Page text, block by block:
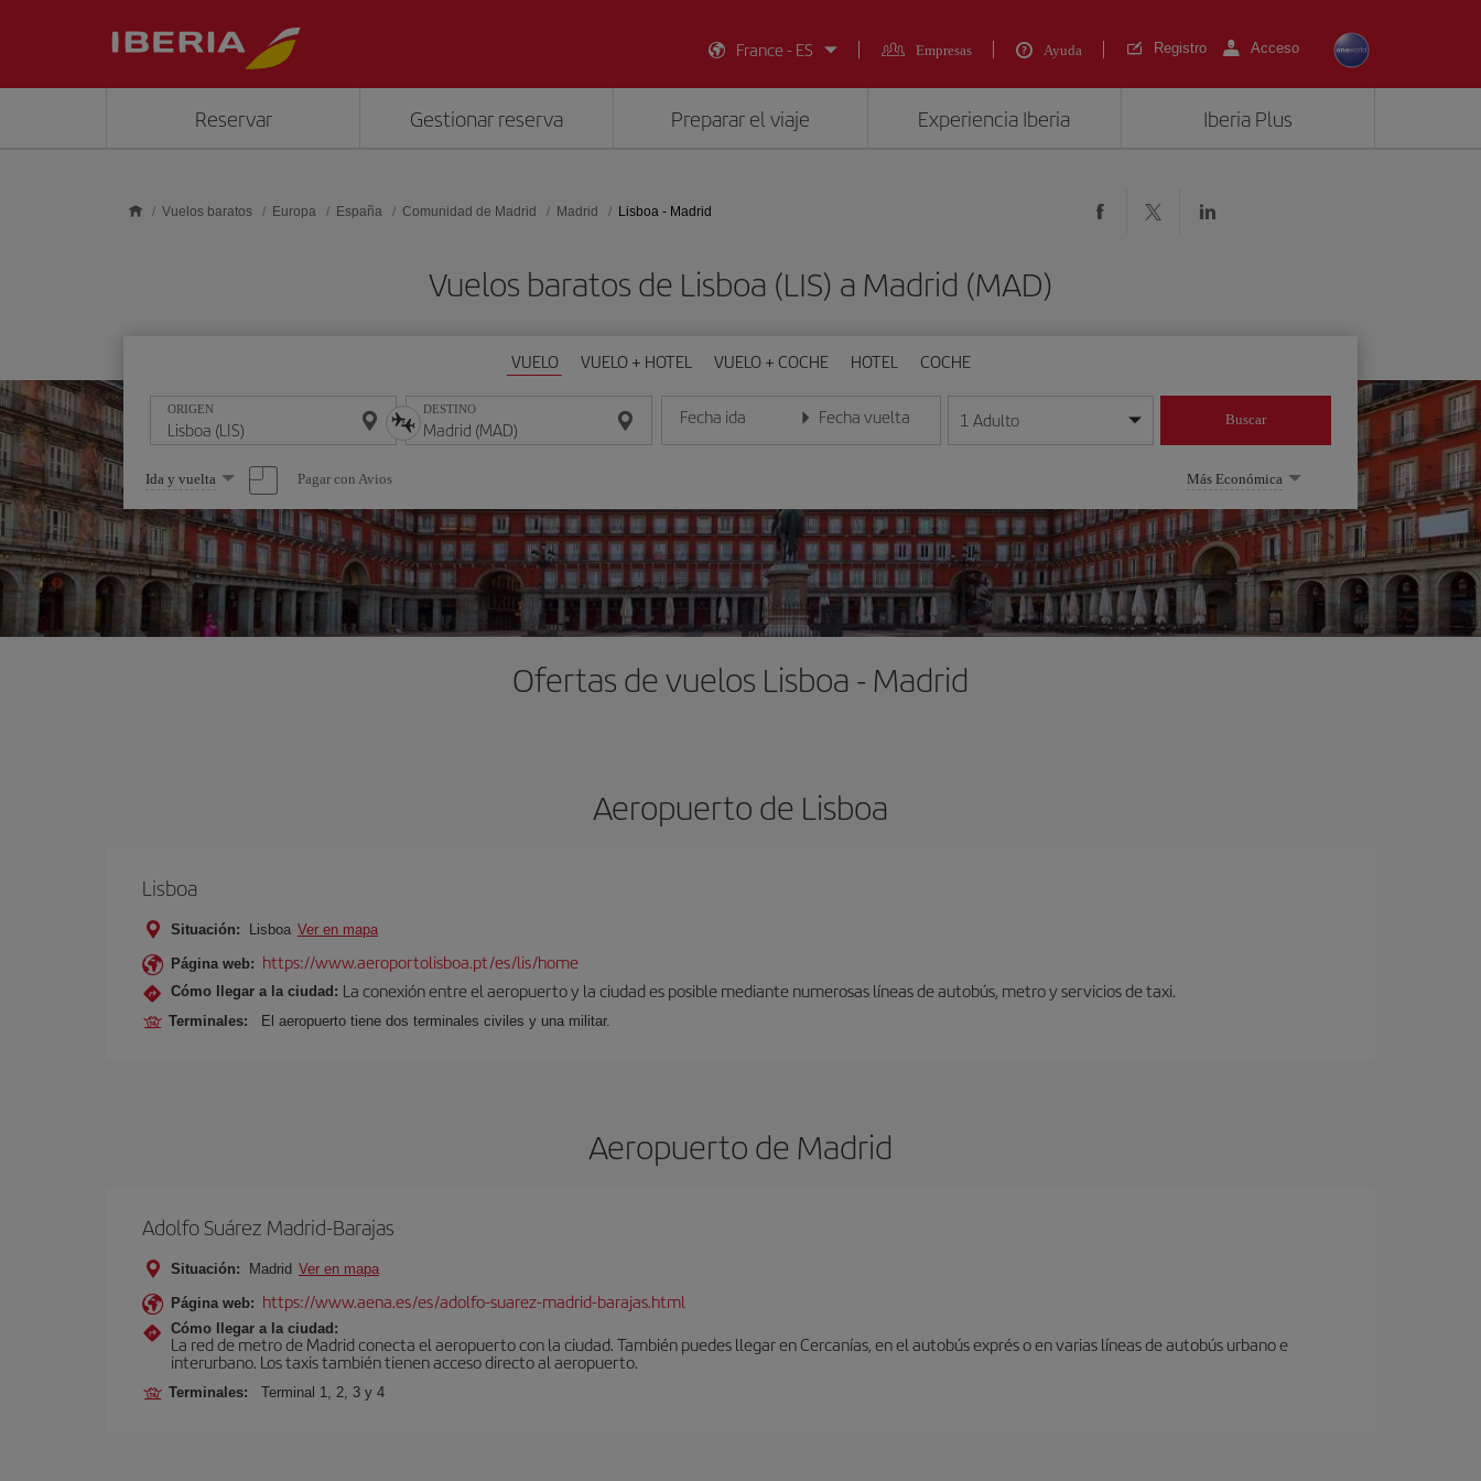
France - ES
Empresas Ayuda Registro Acceso
Reservar Gestionar reserva Preparar el viaje Experiencia Iberia Iberia Plus
Vuelos baratos Europa España Comunidad de Madrid Madrid Lisboa - Madrid
Vuelos baratos de Lisboa (LIS) a Madrid (MAD)
VUELO VUELO + HOTEL VUELO + COCHE HOTEL COCHE
ORIGEN DESTINO Fecha ida
Introduce la fecha en formato día/mes/año
Fecha vuelta
Introduce la fecha en formato día/mes/año
1 Adulto Buscar
Seleccione
una
opción
Ida y vuelta Pagar con Avios Más Económica
Ofertas de vuelos Lisboa - Madrid
Aeropuerto de Lisboa
Lisboa
Situación: Lisboa Ver en mapa
Página web: https://www.aeroportolisboa.pt/es/lis/home
Cómo llegar a la ciudad: La conexión entre el aeropuerto y la ciudad es posible mediante numerosas líneas de autobús, metro y servicios de taxi.
Terminales: El aeropuerto tiene dos terminales civiles y una militar.
Aeropuerto de Madrid
Adolfo Suárez Madrid-Barajas
Situación: Madrid Ver en mapa
Página web: https://www.aena.es/es/adolfo-suarez-madrid-barajas.html
Cómo llegar a la ciudad:
La red de metro de Madrid conecta el aeropuerto con la ciudad. También puedes llegar en Cercanías, en el autobús exprés o en varias líneas de autobús urbano e
interurbano. Los taxis también tienen acceso directo al aeropuerto.
Terminales: Terminal 1, 2, 3 y 4